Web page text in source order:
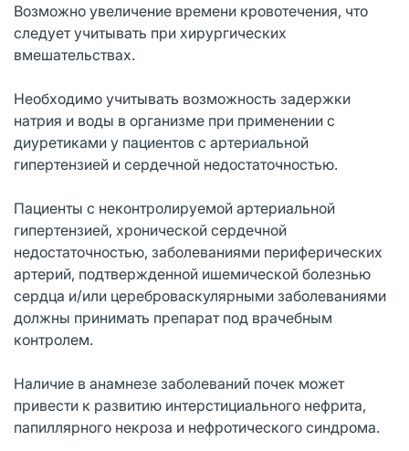
Возможно увеличение времени кровотечения, что
следует учитывать при хирургических
вмешательствах.
Необходимо учитывать возможность задержки
натрия и воды в организме при применении с
диуретиками у пациентов с артериальной
гипертензией и сердечной недостаточностью.
Пациенты с неконтролируемой артериальной
гипертензией, хронической сердечной
недостаточностью, заболеваниями периферических
артерий, подтвержденной ишемической болезнью
сердца и/или цереброваскулярными заболеваниями
должны принимать препарат под врачебным
контролем.
Наличие в анамнезе заболеваний почек может
привести к развитию интерстициального нефрита,
папиллярного некроза и нефротического синдрома.